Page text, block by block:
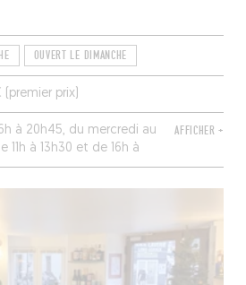
OUVERT LE DIMANCHE
(premier prix)
à 20h45, du mercredi au
11h à 13h30 et de 16h à
de 10h30 à 20h45,
AFFICHER +